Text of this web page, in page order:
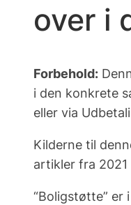
over i
Forbehold:
i den konkrete
eller via
Kilderne til
artikler fra
“Boligstøtte”